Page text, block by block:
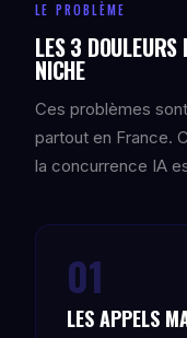
LE PROBLÈME
LES 3
NICHE
Ces problèmes
partout en France.
la concurrence IA
01
LES APPELS